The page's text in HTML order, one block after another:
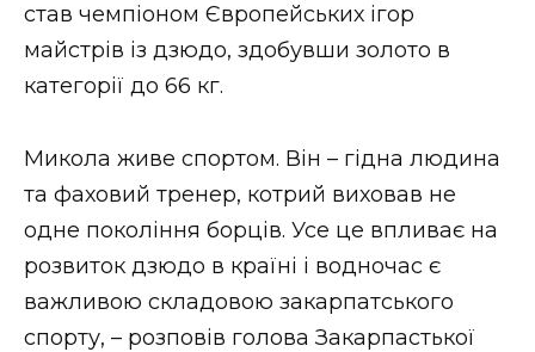
ЗАКАРПАТСЬКІ НОВИНИ
НОВИНИ ЗАХІДНОЇ УКРАЇНИ
ФОТО
став чемпіоном Європейських ігор
майстрів із дзюдо, здобувши золото в
категорії до 66 кг.
Микола живе спортом. Він – гідна людина
та фаховий тренер, котрий виховав не
одне покоління борців. Усе це впливає на
розвиток дзюдо в країні і водночас є
важливою складовою закарпатського
спорту, – розповів голова Закарпастької